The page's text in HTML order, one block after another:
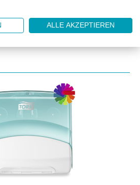
ALLE AKZEPTIEREN